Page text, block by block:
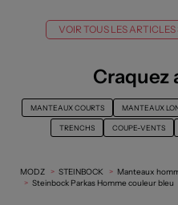
VOIR TOUS LES
Craquez
MANTEAUX COURTS MANTEAUX
TRENCHS COUPE-VENTS
MODZ STEINBOCK Manteaux
Steinbock Parkas Homme couleur bleu